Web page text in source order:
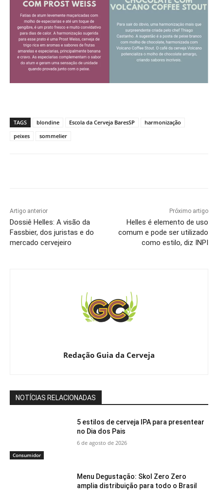
TAGS blondine Escola da Cerveja BaresSP
harmonização
peixes
sommelier
Artigo anterior
Dossiê Helles: A visão da
Fassbier, dos juristas e do
mercado cervejeiro
Próximo artigo
Helles é elemento de uso
comum e pode ser utilizado
como estilo, diz INPI
Redação Guia da Cerveja
NOTÍCIAS RELACIONADAS
Consumidor
5 estilos de cerveja IPA para presentear
no Dia dos Pais
6 de agosto de 2026
Menu Degustação: Skol Zero Zero
amplia distribuição para todo o Brasil